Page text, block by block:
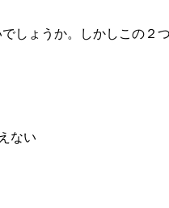
しょうか。しかしこの２
ない